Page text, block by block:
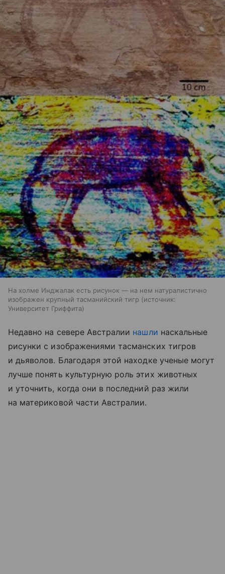
На холме Инджалак есть рисунок — на нем натуралистично
изображен крупный тасманийский тигр
источник:
Университет Гриффита
Недавно на севере Австралии нашли наскальные
рисунки с изображениями тасманских тигров
и дьяволов. Благодаря этой находке ученые могут
лучше понять культурную роль этих животных
и уточнить, когда они в последний раз жили
на материковой части Австралии.